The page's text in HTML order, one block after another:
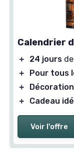
Calendrier
＋ 24 jours
＋
Pour tous
＋
＋
Cadeau
Voir l'offre